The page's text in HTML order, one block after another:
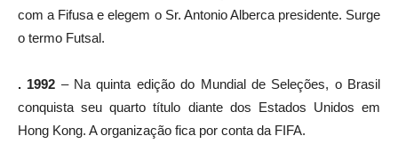
com a Fifusa e elegem o Sr. Antonio Alberca presidente. Surge
o termo Futsal.
. 1992 – Na quinta edição do Mundial de Seleções, o Brasil
conquista seu quarto título diante dos Estados Unidos em
Hong Kong. A organização fica por conta da FIFA.